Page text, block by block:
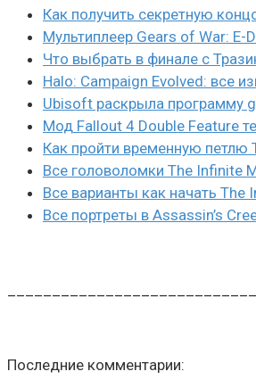
Как получить секретную
Мультиплеер Gears of War: E-
Что выбрать в финале с
Halo: Campaign Evolved: все
Ubisoft раскрыла программу
Мод Fallout 4 Double Feature
Как пройти временную петлю
Все головоломки The Infinite
Все варианты как начать The
Все портреты в Assassin’s
Последние комментарии: